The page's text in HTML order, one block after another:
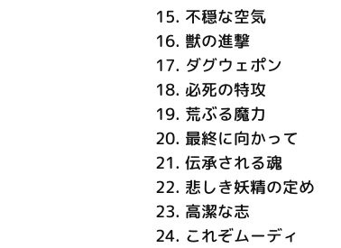
15. 不穏な空気
16. 獣の進撃
17. ダグウェポン
18. 必死の特攻
19. 荒ぶる魔力
20. 最終に向かって
21. 伝承される魂
22. 悲しき妖精の定め
23. 高潔な志
24. これぞムーディ